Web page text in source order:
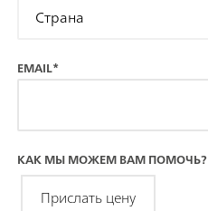
Страна
EMAIL*
КАК МЫ МОЖЕМ ВАМ ПОМОЧЬ?
Прислать цену